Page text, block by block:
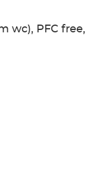
wc), PFC